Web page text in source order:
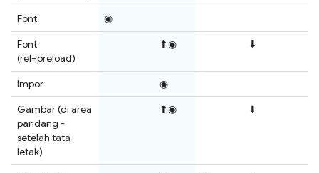
Font
◉
Font
(rel=preload)
⬆◉ ⬇
Impor
◉
Gambar (di area
pandang -
setelah tata
letak)
⬆◉ ⬇